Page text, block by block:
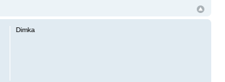
Dimka